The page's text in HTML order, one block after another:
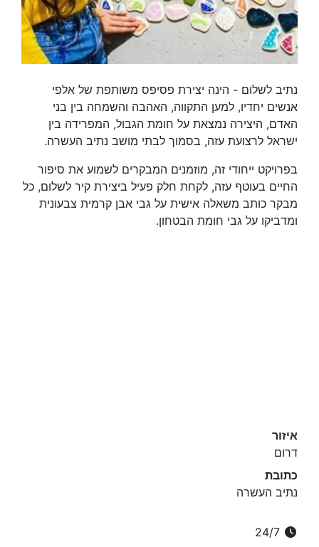
נתיב לשלום - הינה יצירת פסיפס משותפת של אלפי
אנשים יחדיו, למען התקווה, האהבה והשמחה בין בני
האדם, היצירה נמצאת על חומת הגבול, המפרידה בין
ישראל לרצועת עזה, בסמוך לבתי מושב נתיב העשרה.
בפרויקט ייחודי זה, מוזמנים המבקרים לשמוע את סיפור
החיים בעוטף עזה, לקחת חלק פעיל ביצירת קיר לשלום, כל
מבקר כותב משאלה אישית על גבי אבן קרמית צבעונית
ומדביקו על גבי חומת הבטחון.
איזור
דרום
כתובת
נתיב העשרה